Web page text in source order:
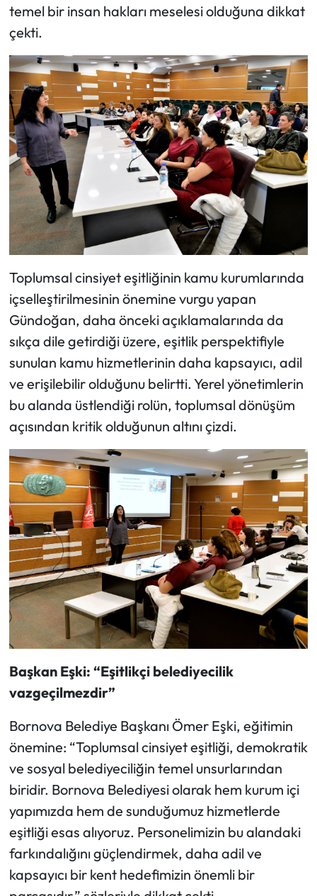
temel bir insan hakları meselesi olduğuna dikkat
çekti.
Toplumsal cinsiyet eşitliğinin kamu kurumlarında
içselleştirilmesinin önemine vurgu yapan
Gündoğan, daha önceki açıklamalarında da
sıkça dile getirdiği üzere, eşitlik perspektifiyle
sunulan kamu hizmetlerinin daha kapsayıcı, adil
ve erişilebilir olduğunu belirtti. Yerel yönetimlerin
bu alanda üstlendiği rolün, toplumsal dönüşüm
açısından kritik olduğunun altını çizdi.
Başkan Eşki: “Eşitlikçi belediyecilik
vazgeçilmezdir”
Bornova Belediye Başkanı Ömer Eşki, eğitimin
önemine: “Toplumsal cinsiyet eşitliği, demokratik
ve sosyal belediyeciliğin temel unsurlarından
biridir. Bornova Belediyesi olarak hem kurum içi
yapımızda hem de sunduğumuz hizmetlerde
eşitliği esas alıyoruz. Personelimizin bu alandaki
farkındalığını güçlendirmek, daha adil ve
kapsayıcı bir kent hedefimizin önemli bir